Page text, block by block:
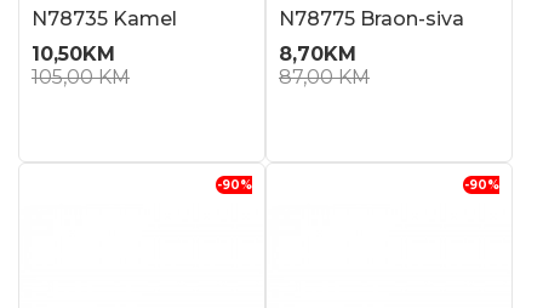
N78735 Kamel
10,50KM
105,00KM
N78775 Braon-siva
8,70KM
87,00KM
-90% -90%